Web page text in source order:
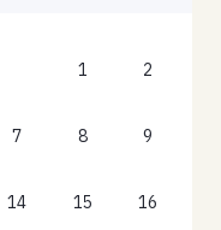
1 2
7 8 9
14 15 16